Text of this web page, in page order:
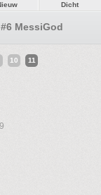
Dicht
MessiGod
10 11